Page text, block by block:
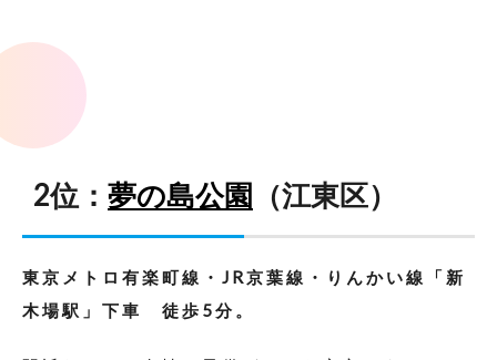
2位： 夢の島公園 （江東区）
東京メトロ有楽町線・JR京葉線・りんかい線「新
木場駅」下車 徒歩5分。